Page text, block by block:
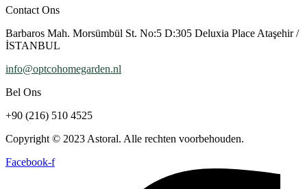
Contact Ons
Barbaros Mah. Morsümbül St. No:5 D:305 Deluxia Place Ataşehir /
İSTANBUL
info@optcohomegarden.nl
Bel Ons
+90 (216) 510 4525
Copyright © 2023 Astoral. Alle rechten voorbehouden.
Facebook-f